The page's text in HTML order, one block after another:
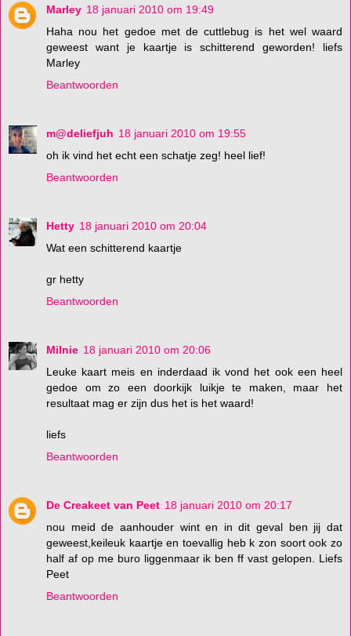
Marley 18 januari 2010 om 19:49
Haha nou het gedoe met de cuttlebug is het wel waard
geweest want je kaartje is schitterend geworden! liefs
Marley
Beantwoorden
m@deliefjuh 18 januari 2010 om 19:55
oh ik vind het echt een schatje zeg! heel lief!
Beantwoorden
Hetty 18 januari 2010 om 20:04
Wat een schitterend kaartje
gr hetty
Beantwoorden
Milnie 18 januari 2010 om 20:06
Leuke kaart meis en inderdaad ik vond het ook een heel
gedoe om zo een doorkijk luikje te maken, maar het
resultaat mag er zijn dus het is het waard!
liefs
Beantwoorden
De Creakeet van Peet 18 januari 2010 om 20:17
nou meid de aanhouder wint en in dit geval ben jij dat
geweest,keileuk kaartje en toevallig heb k zon soort ook zo
half af op me buro liggenmaar ik ben ff vast gelopen. Liefs
Peet
Beantwoorden